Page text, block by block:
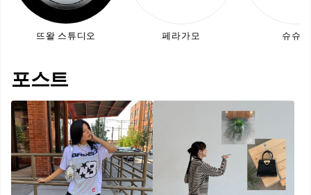
뜨왈 스튜디오 페라가모 슈슈통
포스트